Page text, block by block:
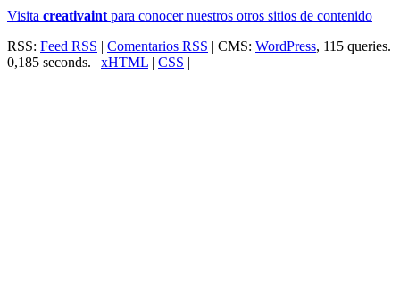
Visita creativaint para conocer nuestros otros sitios de contenido
RSS: Feed RSS | Comentarios RSS | CMS: WordPress, 115 queries.
0,185 seconds. | xHTML | CSS |